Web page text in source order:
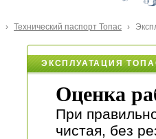
› Технический паспорт Топас ›
ЭКСПЛУАТАЦИЯ
Оценка
При
чистая, без